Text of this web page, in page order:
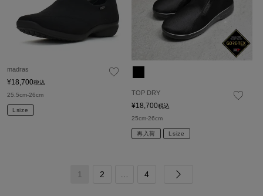
madras
¥18,700税込
25.5cm-26cm
Lsize
TOP DRY
¥18,700税込
25cm-26cm
再入荷 Lsize
1 2 4